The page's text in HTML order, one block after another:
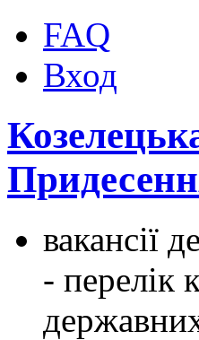
FAQ
Вход
вакансії
- перелік